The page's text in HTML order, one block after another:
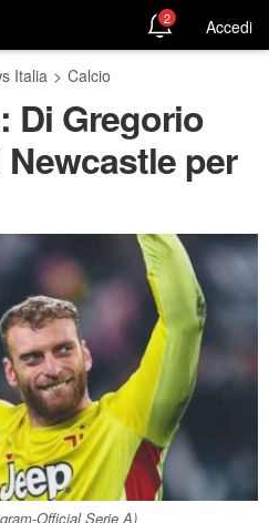
2 Accedi
Italia > Calcio
Di Gregorio
per
Official Serie A)